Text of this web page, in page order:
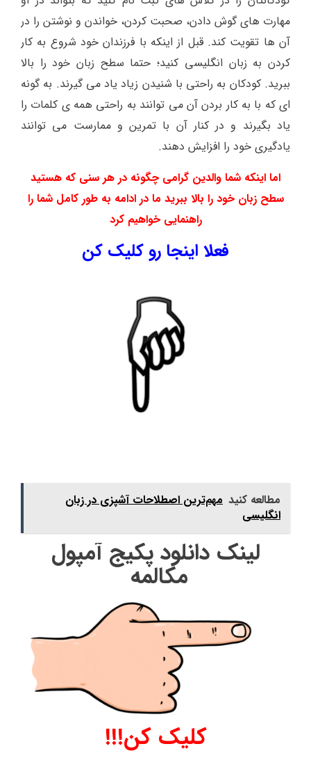
مهارت های گوش دادن، صحبت کردن، خواندن و نوشتن را در
آن ها تقویت کند. قبل از اینکه با فرزندان خود شروع به کار
کردن به زبان انگلیسی کنید؛ حتما سطح زبان خود را بالا
ببرید. کودکان به راحتی با شنیدن زیاد یاد می گیرند. به گونه
ای که با به کار بردن آن می توانند به راحتی همه ی کلمات را
یاد بگیرند و در کنار آن با تمرین و ممارست می توانند
یادگیری خود را افزایش دهند.
اما اینکه شما والدین گرامی چگونه در هر سنی که هستید
سطح زبان خود را بالا ببرید ما در ادامه به طور کامل شما را
راهنمایی خواهیم کرد
فعلا اینجا رو کلیک کن
مطالعه کنید مهم‌ترین اصطلاحات آشپزی در زبان
انگلیسی
لینک دانلود پکیج آمپول
مکالمه
کلیک کن!!!